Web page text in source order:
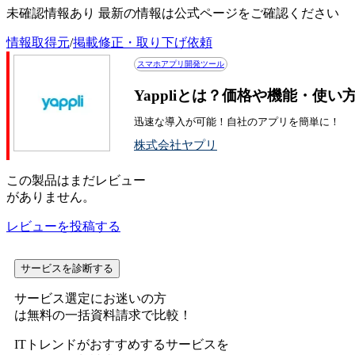
未確認情報あり 最新の情報は公式ページをご確認ください
情報取得元/掲載修正・取り下げ依頼
スマホアプリ開発ツール
Yappliとは？価格や機能・使い
迅速な導入が可能！自社のアプリを簡単に！
株式会社ヤプリ
この製品はまだレビュー
がありません。
レビューを投稿する
サービスを診断する
サービス選定にお迷いの方
は無料の一括資料請求で比較！
ITトレンドがおすすめするサービスを